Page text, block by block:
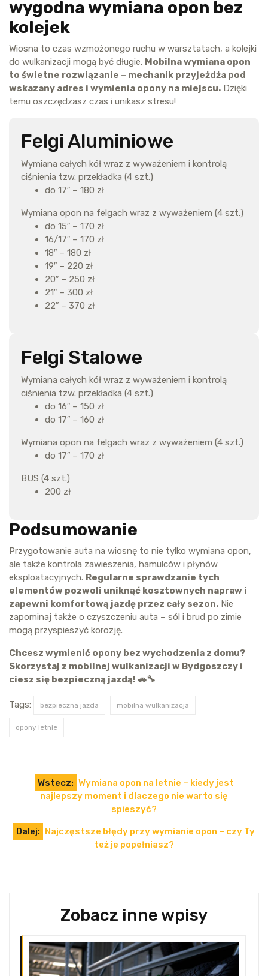
wygodna wymiana opon bez
kolejek
Wiosna to czas wzmożonego ruchu w warsztatach, a kolejki
do wulkanizacji mogą być długie. Mobilna wymiana opon
to świetne rozwiązanie – mechanik przyjeżdża pod
wskazany adres i wymienia opony na miejscu. Dzięki
temu oszczędzasz czas i unikasz stresu!
Felgi Aluminiowe
Wymiana całych kół wraz z wyważeniem i kontrolą
ciśnienia tzw. przekładka (4 szt.)
do 17″ – 180 zł
Wymiana opon na felgach wraz z wyważeniem (4 szt.)
do 15″ – 170 zł
16/17″ – 170 zł
18″ – 180 zł
19″ – 220 zł
20″ – 250 zł
21″ – 300 zł
22″ – 370 zł
Felgi Stalowe
Wymiana całych kół wraz z wyważeniem i kontrolą
ciśnienia tzw. przekładka (4 szt.)
do 16″ – 150 zł
do 17″ – 160 zł
Wymiana opon na felgach wraz z wyważeniem (4 szt.)
do 17″ – 170 zł
BUS (4 szt.)
200 zł
Podsumowanie
Przygotowanie auta na wiosnę to nie tylko wymiana opon,
ale także kontrola zawieszenia, hamulców i płynów
eksploatacyjnych. Regularne sprawdzanie tych
elementów pozwoli uniknąć kosztownych napraw i
zapewni komfortową jazdę przez cały sezon. Nie
zapominaj także o czyszczeniu auta – sól i brud po zimie
mogą przyspieszyć korozję.
Chcesz wymienić opony bez wychodzenia z domu?
Skorzystaj z mobilnej wulkanizacji w Bydgoszczy i
ciesz się bezpieczną jazdą! 🚗🔧
Tags: bezpieczna jazda mobilna wulkanizacja
opony letnie
Nawigacja
wpisu
Wstecz: Wymiana opon na letnie – kiedy jest
najlepszy moment i dlaczego nie warto się
spieszyć?
Dalej: Najczęstsze błędy przy wymianie opon – czy Ty
też je popełniasz?
Zobacz inne wpisy